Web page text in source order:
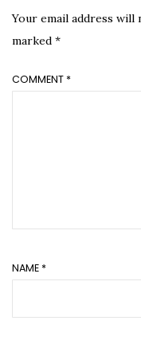
Your email address will
marked *
COMMENT *
NAME *